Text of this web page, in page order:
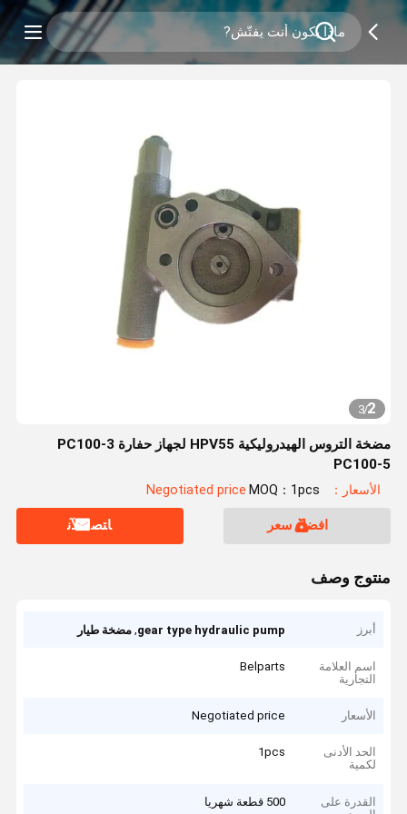
2
/
3
مضخة التروس الهيدروليكية HPV55 لجهاز حفارة PC100-3
PC100-5
الأسعار：Negotiated price MOQ：1pcs
افضل سعر ﺎﺘﺼﻟ ﺍﻶﻧ
منتوج وصف
أبرز gear type hydraulic pump
,مضخة طيار
اسم العلامة
التجارية
Belparts
الأسعار Negotiated price
الحد الأدنى
لكمية
1pcs
القدرة على
500 قطعة شهريا